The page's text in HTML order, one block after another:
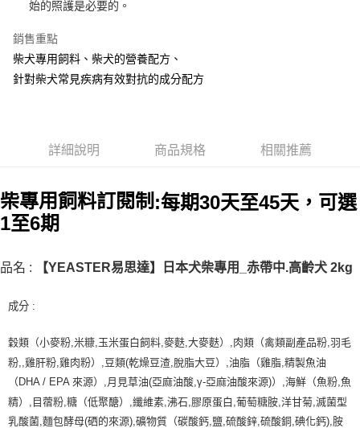
始的照護是必要的。
銷售重點
柴犬專用飼料、柴犬的營養配方、
針對柴犬常見疾病有效對抗的成分配方
詳細說明 商品規格 相關推薦
柴專用飼料訂閱制 :每期30天至45天，可選
1至6期
品名 : 【YEASTER易思達】 日本犬柴專用 赤帶中.高齡犬 2kg
成分 :
穀類（小麥粉 米糠 玉米蛋白飼料 麥麩 大麥麩） 肉類（禽類副產品粉 羽毛
粉 雞肝粉 雞肉粉） 豆類(乾燥豆渣 脫脂大豆） 油脂（雞脂 精製魚油
（ DHA / EPA 來源） 月見草油(亞麻油酸 γ-亞麻油酸來源)） 海鮮（魚粉 魚
精）
目蓿粉 糖（低聚醣） 纖維素 沸石 膠原蛋白 葡萄糖胺 洋甘菊 滅菌型
乳酸菌 麵包酵母(硒的來源), 礦物質（碳酸鈣 鹽 硫酸鋅 硫酸銅 碘化鈣), 胺